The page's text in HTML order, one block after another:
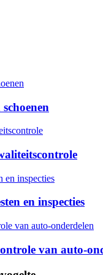
en inspecties
van auto-